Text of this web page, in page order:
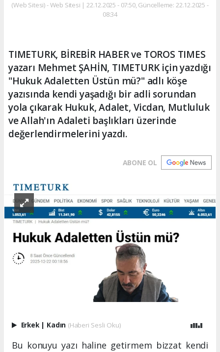
(Web Sitesi) - Web Sitesi | 22.12.2025 - 07:50, Güncelleme: 22.12.2025 -
08:34
TIMETURK, BİREBİR HABER ve TOROS TIMES
yazarı Mehmet ŞAHİN, TIMETURK için yazdığı
"Hukuk Adaletten Üstün mü?" adlı köşe
yazısında kendi yaşadığı bir adli sorundan
yola çıkarak Hukuk, Adalet, Vicdan, Mutluluk
ve Allah'ın Adaleti başlıkları üzerinde
değerlendirmelerini yazdı.
ABONE OL
Erkek | Kadın (Haberi Sesli Oku)
Bu konuyu yazı haline getirmem bizzat kendi